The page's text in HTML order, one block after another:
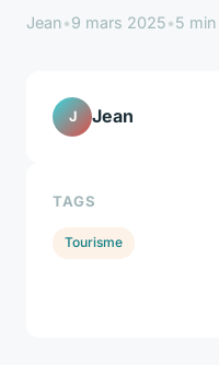
Jean•9 mars 2025•5
J Jean
TAGS
Tourisme